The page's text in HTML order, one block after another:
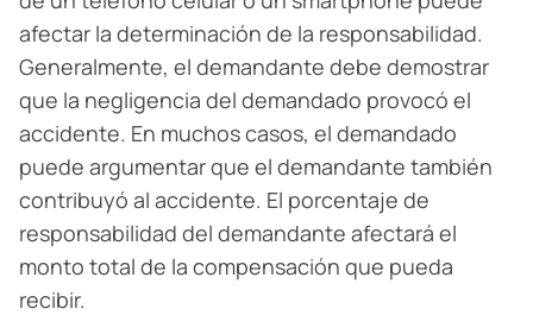
afectar la determinación de la responsabilidad.
Generalmente, el demandante debe demostrar
que la negligencia del demandado provocó el
accidente. En muchos casos, el demandado
puede argumentar que el demandante también
contribuyó al accidente. El porcentaje de
responsabilidad del demandante afectará el
monto total de la compensación que pueda
recibir.